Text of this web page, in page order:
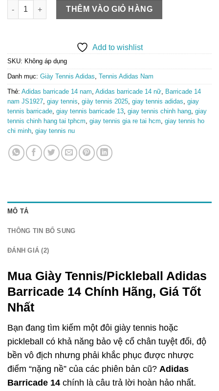
Giày Tennis Nam Adidas BARRICADE 14 - JS2561 số lượng
THÊM VÀO GIỎ HÀNG
Add to wishlist
SKU: Không áp dụng
Danh mục: Giày Tennis Adidas, Tennis Adidas Nam
Thẻ: Adidas barricade 14 nam, Adidas barricade 14 nữ, Barricade 14
nam JS1927, giay tennis, giày tennis 2025, giay tennis adidas, giay
tennis barricade, giay tennis barricade 13, giay tennis chinh hang, giay
tennis chinh hang tai tphcm, giay tennis gia re tai hcm, giay tennis ho
chi minh, giay tennis nu
MÔ TẢ
THÔNG TIN BỔ SUNG
ĐÁNH GIÁ (2)
Mua Giày Tennis/Pickleball Adidas
Barricade 14 Chính Hãng, Giá Tốt
Nhất
Bạn đang tìm kiếm một đôi giày tennis hoặc
pickleball có khả năng bảo vệ cổ chân tuyệt đối, độ
bền vô địch nhưng phải khắc phục được nhược
điểm “nặng nề” của các phiên bản cũ? Adidas
Barricade 14 chính là câu trả lời hoàn hảo nhất.